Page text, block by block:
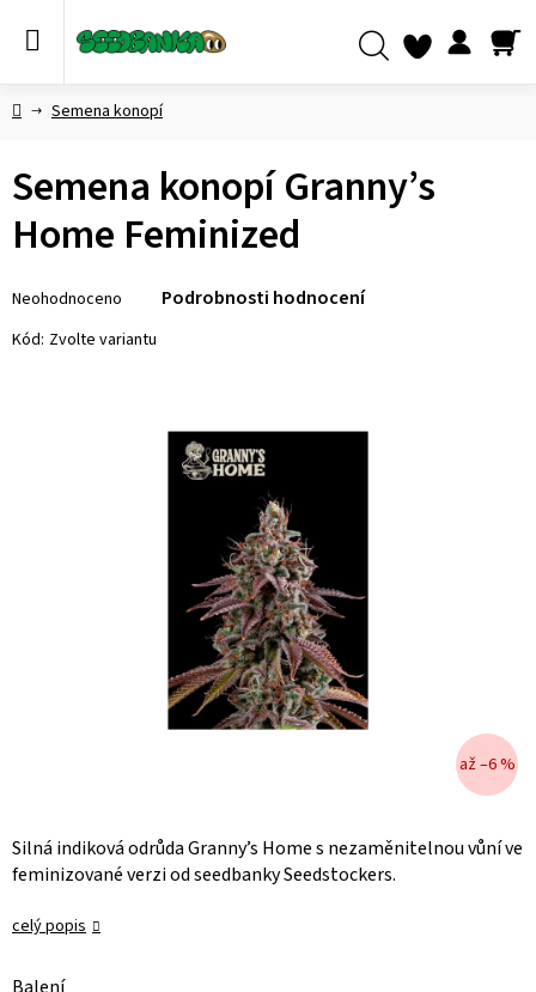
DomůSemena konopí
Silná indiková odrůda Granny’s Home s nezaměnitelnou vůní ve
feminizované verzi od seedbanky Seedstockers.
celý popis
Semena konopí Granny’s
Home Feminized
hodnocení
produktu
Neohodnoceno Podrobnosti hodnocení
Kód: Zvolte variantu
až –6 %